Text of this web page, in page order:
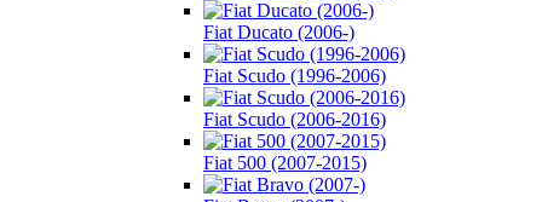
Fiat Ducato (2006-)
Fiat Scudo (1996-2006)
Fiat Scudo (2006-2016)
Fiat 500 (2007-2015)